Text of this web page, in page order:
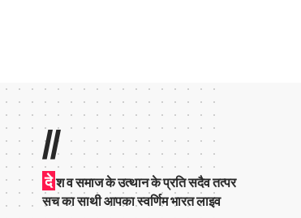
//
दे श व समाज के उत्थान के प्रति सदैव तत्पर
सच का साथी आपका स्वर्णिम भारत लाइव